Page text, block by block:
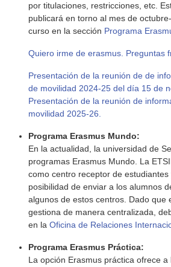
por titulaciones, restricciones, etc.
publicará en torno al mes de
curso en la sección Programa
Quiero irme de erasmus. Preguntas
Presentación de la reunión de de
de movilidad 2024-25 del día 15 de
Presentación de la reunión de
movilidad 2025-26.
Programa Erasmus Mundo:
En la actualidad, la universidad de
programas Erasmus Mundo. La
como centro receptor de
posibilidad de enviar a los alumnos
algunos de estos centros. Dado que
gestiona de manera centralizada,
en la Oficina de Relaciones
Programa Erasmus Práctica:
La opción Erasmus práctica ofrece a